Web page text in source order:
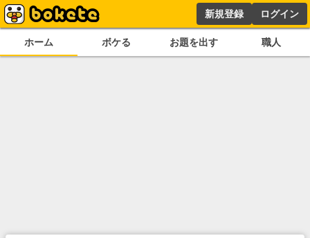
新規登録 ログイン
ホーム ボケる お題を出す 職人